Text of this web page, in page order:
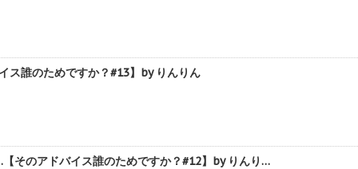
ス誰のためですか？#13】by りんりん
そのアドバイス誰のためですか？#12】by りんり…